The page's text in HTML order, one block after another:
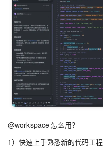
@workspace 怎么用？
1）快速上手熟悉新的代码工程